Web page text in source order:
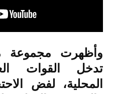
وأظهرت مجموعة
تدخل القوات
المحلية، لفض